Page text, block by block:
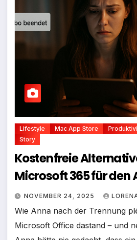
Lifestyle Mac App Store
Story
Kostenfreie
Microsoft 365 für den
NOVEMBER 24, 2025
Wie Anna nach der Trennung
Microsoft Office dastand – und